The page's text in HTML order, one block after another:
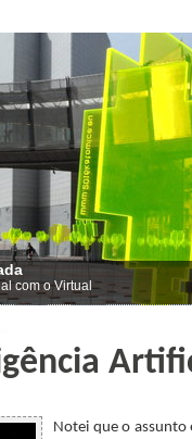
com o Virtual
Notei que o assunto